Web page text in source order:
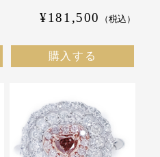
¥181,500 （税込）
購入する